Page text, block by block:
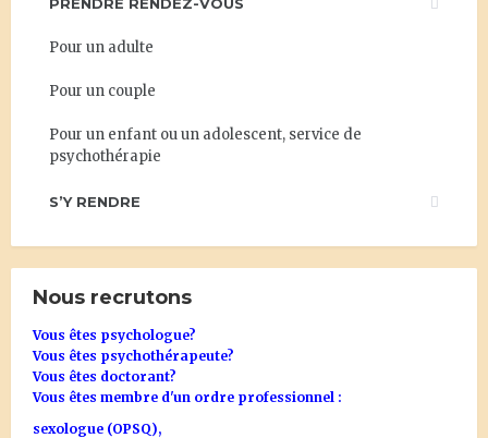
Pour un adulte
Pour un couple
Pour un enfant ou un adolescent, service de
psychothérapie
S’Y RENDRE
Nous recrutons
Vous êtes psychologue?
Vous êtes psychothérapeute?
Vous êtes doctorant?
Vous êtes membre d'un ordre professionnel :
sexologue (OPSQ),